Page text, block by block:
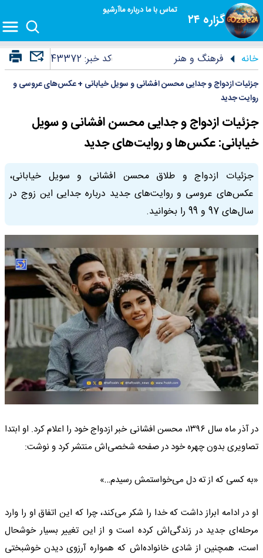
گزاره ۲۴
تماس با مادرباره ماآرشیو
خانه فرهنگ و هنر کد خبر:43372
جزئیات ازدواج و جدایی محسن افشانی و سویل خیابانی + عکس‌های عروسی و
روایت جدید
جزئیات ازدواج و جدایی محسن افشانی و سویل
خیابانی: عکس‌ها و روایت‌های جدید
جزئیات ازدواج و طلاق محسن افشانی و سویل خیابانی،
عکس‌های عروسی و روایت‌های جدید درباره جدایی این زوج در
سال‌های 97 و 99 را بخوانید.
در آذر ماه سال ۱۳۹۶، محسن افشانی خبر ازدواج خود را اعلام کرد. او ابتدا
تصاویری بدون چهره خود در صفحه شخصی‌اش منتشر کرد و نوشت:
«به کسی که از ته دل می‌خواستمش رسیدم…»
او در ادامه ابراز داشت که خدا را شکر می‌کند، چرا که این اتفاق او را وارد
مرحله‌ای جدید در زندگی‌اش کرده است و از این تغییر بسیار خوشحال
است، همچنین از شادی خانواده‌اش که همواره آرزوی دیدن خوشبختی